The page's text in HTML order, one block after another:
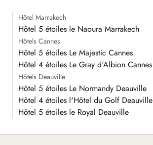
Hôtel Marrakech
Hôtel 5 étoiles le Naoura Marrakech
Hôtels Cannes
Hôtel 5 étoiles Le Majestic Cannes
Hôtel 4 étoiles Le Gray d'Albion Cannes
Hôtels Deauville
Hôtel 5 étoiles Le Normandy Deauville
Hôtel 4 étoiles l'Hôtel du Golf Deauville
Hôtel 5 étoiles le Royal Deauville